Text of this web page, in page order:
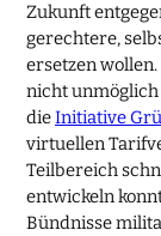
Zukunft
gerechtere,
ersetzen
nicht
dieInitiative
virtuellen
Teilbereich
entwickeln
Bündnisse